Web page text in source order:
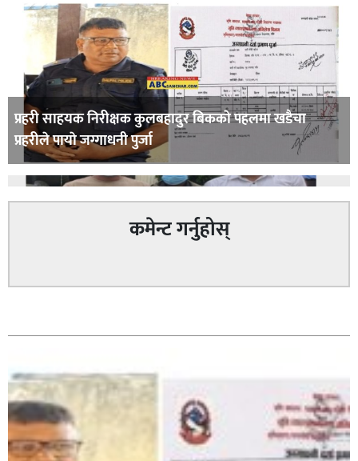
प्रहरी साहयक निरीक्षक कुलबहादुर बिककाे पहलमा खडैचा
प्रहरीले पायाे जग्गाधनी पुर्जा
कमेन्ट गर्नुहोस्